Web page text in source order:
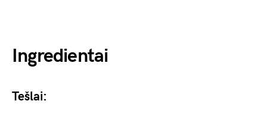
Ingredientai
Tešlai: